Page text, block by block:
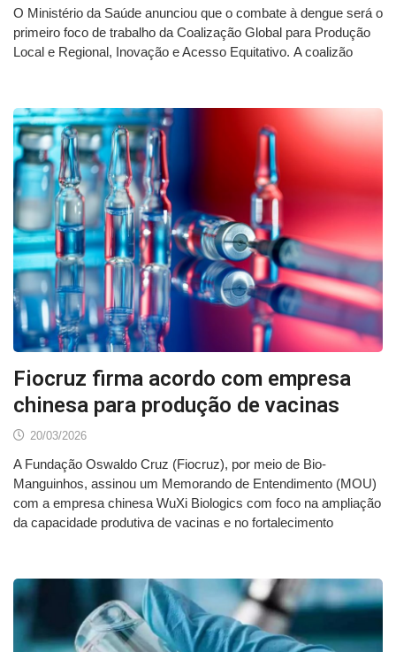
O Ministério da Saúde anunciou que o combate à dengue será o
primeiro foco de trabalho da Coalização Global para Produção
Local e Regional, Inovação e Acesso Equitativo. A coalizão
Fiocruz firma acordo com empresa
chinesa para produção de vacinas
20/03/2026
A Fundação Oswaldo Cruz (Fiocruz), por meio de Bio-
Manguinhos, assinou um Memorando de Entendimento (MOU)
com a empresa chinesa WuXi Biologics com foco na ampliação
da capacidade produtiva de vacinas e no fortalecimento